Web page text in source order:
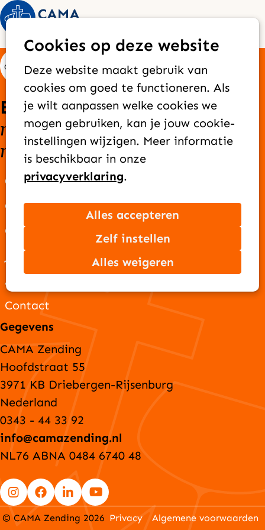
Cookies op deze website
Deze website maakt gebruik van
cookies om goed te functioneren. Als
je wilt aanpassen welke cookies we
mogen gebruiken, kan je jouw cookie-
instellingen wijzigen. Meer informatie
is beschikbaar in onze
privacyverklaring.
Alles accepteren
Zelf instellen
Alles weigeren
Elke dag bereiken we
nieuwe mensen met het goede
nieuws van Jezus
Over CAMA Zending
Onze missie
Ons team
Jaarverslag
ANBI-gegevens
Contact
Gegevens
CAMA Zending
Hoofdstraat 55
3971 KB Driebergen-Rijsenburg
Nederland
0343 - 44 33 92
info@camazending.nl
NL76 ABNA 0484 6740 48
Go
Go
Go
Go
© CAMA Zending 2026 Privacy Algemene voorwaarden